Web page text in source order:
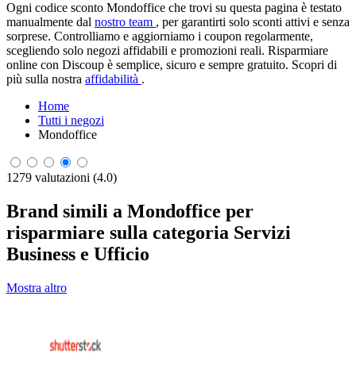
Ogni codice sconto Mondoffice che trovi su questa pagina è testato
manualmente dal nostro team , per garantirti solo sconti attivi e senza
sorprese. Controlliamo e aggiorniamo i coupon regolarmente,
scegliendo solo negozi affidabili e promozioni reali. Risparmiare
online con Discoup è semplice, sicuro e sempre gratuito. Scopri di
più sulla nostra affidabilità .
Home
Tutti i negozi
Mondoffice
1279 valutazioni (4.0)
Brand simili a Mondoffice per
risparmiare sulla categoria Servizi
Business e Ufficio
Mostra altro